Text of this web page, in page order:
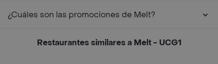
¿Cuáles son las promociones de Melt?
Restaurantes similares a Melt - UCG1